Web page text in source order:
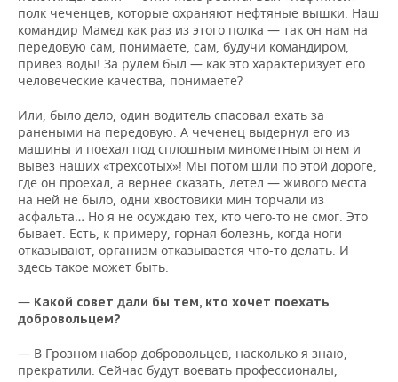
полк чеченцев, которые охраняют нефтяные вышки. Наш
командир Мамед как раз из этого полка — так он нам на
передовую сам, понимаете, сам, будучи командиром,
привез воды! За рулем был — как это характеризует его
человеческие качества, понимаете?
Или, было дело, один водитель спасовал ехать за
ранеными на передовую. А чеченец выдернул его из
машины и поехал под сплошным минометным огнем и
вывез наших «трехсотых»! Мы потом шли по этой дороге,
где он проехал, а вернее сказать, летел — живого места
на ней не было, одни хвостовики мин торчали из
асфальта… Но я не осуждаю тех, кто чего-то не смог. Это
бывает. Есть, к примеру, горная болезнь, когда ноги
отказывают, организм отказывается что-то делать. И
здесь такое может быть.
— Какой совет дали бы тем, кто хочет поехать
добровольцем?
— В Грозном набор добровольцев, насколько я знаю,
прекратили. Сейчас будут воевать профессионалы,